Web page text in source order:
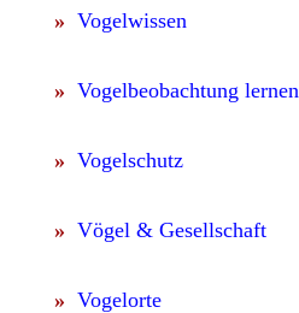
» Vogelwissen
» Vogelbeobachtung lernen
» Vogelschutz
» Vögel & Gesellschaft
» Vogelorte